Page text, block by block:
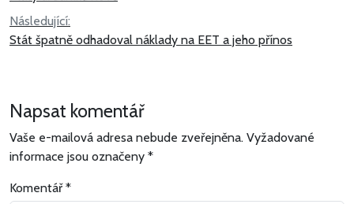
příspěvek
Následující:
Stát špatně odhadoval náklady na EET a jeho přínos
Napsat komentář
Vaše e-mailová adresa nebude zveřejněna. Vyžadované
informace jsou označeny *
Komentář*